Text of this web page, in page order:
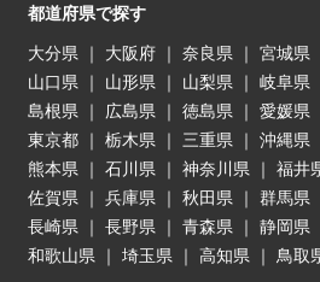
都道府県で探す
大分県｜ 大阪府｜ 奈良県｜ 宮城県
山口県｜ 山形県｜ 山梨県｜ 岐阜県
島根県｜ 広島県｜ 徳島県｜ 愛媛県
東京都｜ 栃木県｜ 三重県｜ 沖縄県
熊本県｜ 石川県｜ 神奈川県｜ 福井
佐賀県｜ 兵庫県｜ 秋田県｜ 群馬県
長崎県｜ 長野県｜ 青森県｜ 静岡県
和歌山県｜ 埼玉県｜ 高知県｜ 鳥取